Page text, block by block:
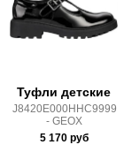
Туфли детские
J8420E000HHC9999
- GEOX
5 170руб